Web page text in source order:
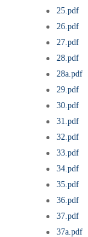
25.pdf
26.pdf
27.pdf
28.pdf
28a.pdf
29.pdf
30.pdf
31.pdf
32.pdf
33.pdf
34.pdf
35.pdf
36.pdf
37.pdf
37a.pdf